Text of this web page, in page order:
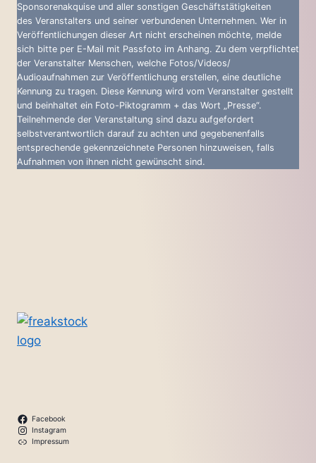
Sponsorenakquise und aller sonstigen Geschäftstätigkeiten
des Veranstalters und seiner verbundenen Unternehmen. Wer in
Veröffentlichungen dieser Art nicht erscheinen möchte, melde
sich bitte per E-Mail mit Passfoto im Anhang. Zu dem verpflichtet
der Veranstalter Menschen, welche Fotos/Videos/
Audioaufnahmen zur Veröffentlichung erstellen, eine deutliche
Kennung zu tragen. Diese Kennung wird vom Veranstalter gestellt
und beinhaltet ein Foto-Piktogramm + das Wort „Presse“.
Teilnehmende der Veranstaltung sind dazu aufgefordert
selbstverantwortlich darauf zu achten und gegebenenfalls
entsprechende gekennzeichnete Personen hinzuweisen, falls
Aufnahmen von ihnen nicht gewünscht sind.
Facebook
Instagram
Impressum